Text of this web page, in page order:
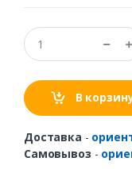
В
Доставка -
Самовывоз -